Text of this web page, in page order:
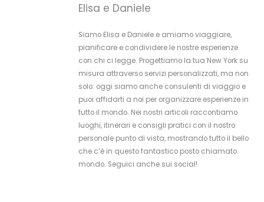
Elisa e Daniele
Siamo Elisa e Daniele e amiamo viaggiare,
pianificare e condividere le nostre esperienze
con chi ci legge. Progettiamo la tua New York su
misura attraverso servizi personalizzati, ma non
solo: oggi siamo anche consulenti di viaggio e
puoi affidarti a noi per organizzare esperienze in
tutto il mondo. Nei nostri articoli raccontiamo
luoghi, itinerari e consigli pratici con il nostro
personale punto di vista, mostrando tutto il bello
che c’è in questo fantastico posto chiamato
mondo. Seguici anche sui social!